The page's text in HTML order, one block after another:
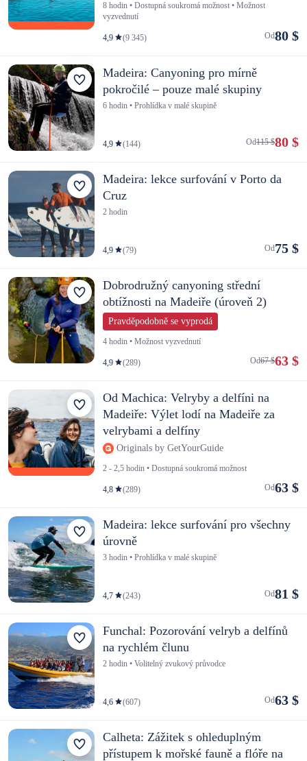
8 hodin • Dostupná soukromá možnost • Možnost
vyzvednutí
4,9 (9 345) Od80 $
Madeira: Canyoning pro mírně
pokročilé – pouze malé skupiny
6 hodin • Prohlídka v malé skupině
4,9 (144) Od115 $80 $
Madeira: lekce surfování v Porto da
Cruz
2 hodin
4,9 (79) Od75 $
Dobrodružný canyoning střední
obtížnosti na Madeiře (úroveň 2)
Pravděpodobně se vyprodá
4 hodin • Možnost vyzvednutí
4,9 (289) Od67 $63 $
Od Machica: Velryby a delfíni na
Madeiře: Výlet lodí na Madeiře za
velrybami a delfíny
Originals by GetYourGuide
2 - 2,5 hodin • Dostupná soukromá možnost
4,8 (289) Od63 $
Madeira: lekce surfování pro všechny
úrovně
3 hodin • Prohlídka v malé skupině
4,7 (243) Od81 $
Funchal: Pozorování velryb a delfínů
na rychlém člunu
2 hodin • Volitelný zvukový průvodce
4,6 (607) Od63 $
Calheta: Zážitek s ohleduplným
přístupem k mořské fauně a flóře na